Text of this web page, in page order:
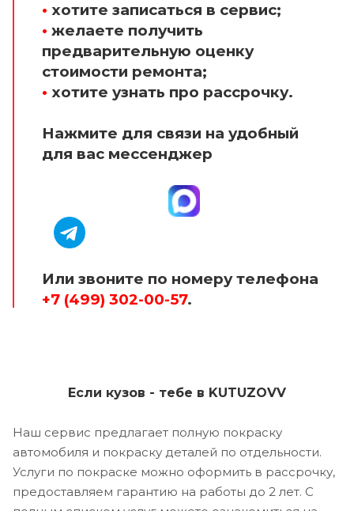
• хотите записаться в сервис;
• желаете получить
предварительную оценку
стоимости ремонта;
• хотите узнать про рассрочку.
Нажмите для связи на удобный
для вас мессенджер
Или звоните по номеру телефона
+7 (499) 302-00-57.
Если кузов - тебе в KUTUZOVV
Наш сервис предлагает полную покраску
автомобиля и покраску деталей по отдельности.
Услуги по покраске можно оформить в рассрочку,
предоставляем гарантию на работы до 2 лет. С